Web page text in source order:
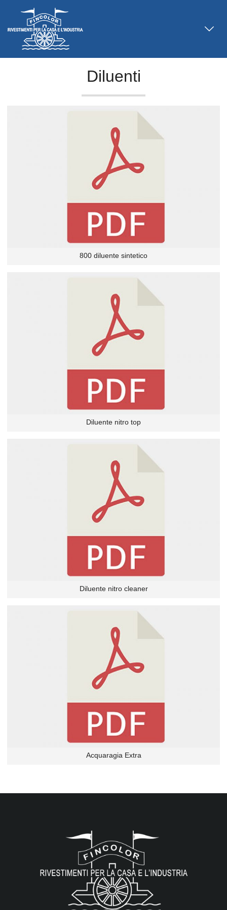
Diluenti
800 diluente sintetico
Diluente nitro top
Diluente nitro cleaner
Acquaragia Extra